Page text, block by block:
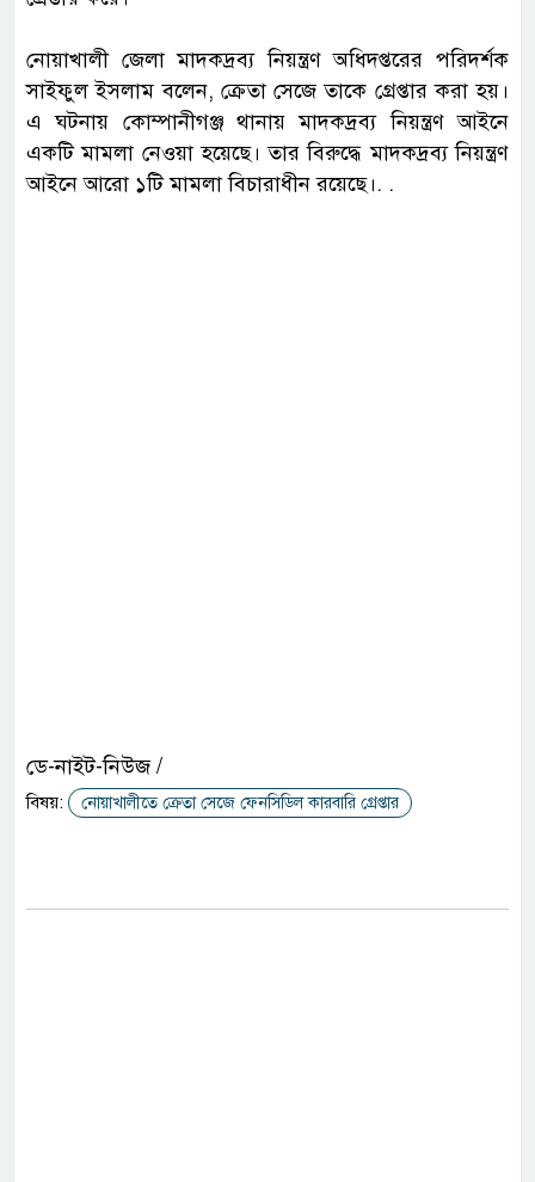
নোয়াখালী জেলা মাদকদ্রব্য নিয়ন্ত্রণ অধিদপ্তরের পরিদর্শক
সাইফুল ইসলাম বলেন, ক্রেতা সেজে তাকে গ্রেপ্তার করা হয়।
এ ঘটনায় কোম্পানীগঞ্জ থানায় মাদকদ্রব্য নিয়ন্ত্রণ আইনে
একটি মামলা নেওয়া হয়েছে। তার বিরুদ্ধে মাদকদ্রব্য নিয়ন্ত্রণ
আইনে আরো ১টি মামলা বিচারাধীন রয়েছে।. .
ডে-নাইট-নিউজ /
বিষয়: নোয়াখালীতে ক্রেতা সেজে ফেনসিডিল কারবারি গ্রেপ্তার